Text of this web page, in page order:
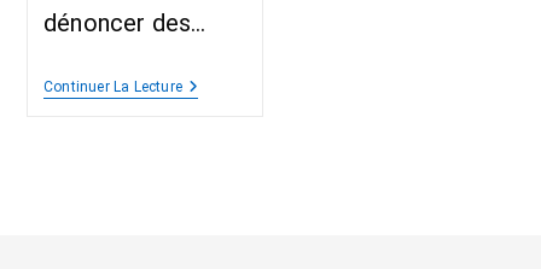
dénoncer des…
Continuer La Lecture